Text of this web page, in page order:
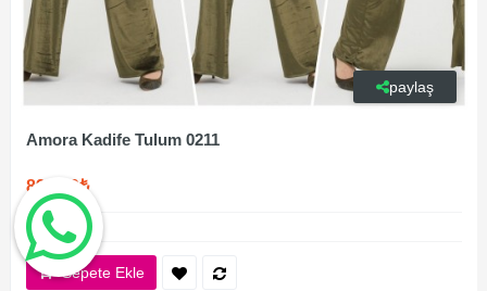
paylaş
Amora Kadife Tulum 0211
899,00₺
Sepete Ekle